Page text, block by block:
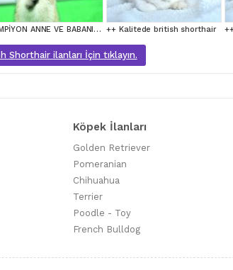
ŞAMPİYON ANNE VE BABANI YAVRUSU NY11 GOLDEN BRİTİSH SHORTHAİR YAVRUMUZ ++ Kalitede british shorthair
Shorthair ilanları İçin tıklayın.
Köpek İlanları
Golden Retriever
Pomeranian
Chihuahua
Terrier
Poodle - Toy
French Bulldog